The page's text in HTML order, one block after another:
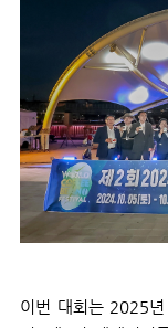
이번 대회는 2025